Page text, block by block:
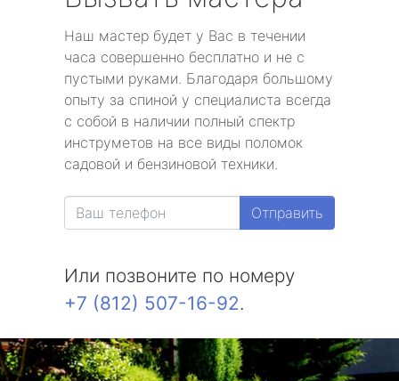
Наш мастер будет у Вас в течении
часа совершенно бесплатно и не с
пустыми руками. Благодаря большому
опыту за спиной у специалиста всегда
с собой в наличии полный спектр
инструметов на все виды поломок
садовой и бензиновой техники.
Отправить
Или позвоните по номеру
+7 (812) 507-16-92.